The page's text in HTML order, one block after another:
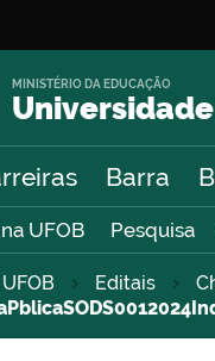
MINISTÉRIO DA EDUCAÇÃO
Barra
UFOB Pesquisa
Editais